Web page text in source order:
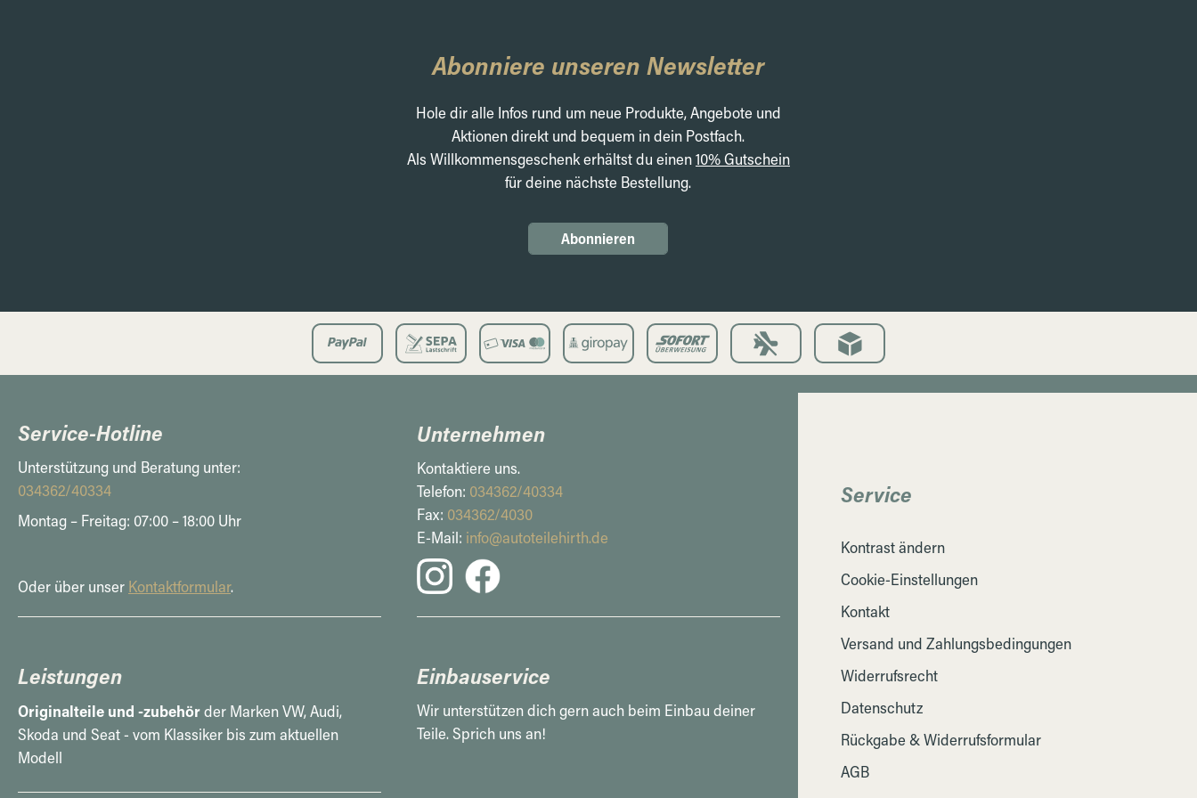
Abonniere unseren Newsletter
Hole dir alle Infos rund um neue Produkte, Angebote und
Aktionen direkt und bequem in dein Postfach.
Als Willkommensgeschenk erhältst du einen10% Gutschein
für deine nächste Bestellung.
Abonnieren
Service-Hotline
Unterstützung und Beratung unter:
034362/40334
Montag – Freitag: 07:00 – 18:00 Uhr
Oder über unser Kontaktformular.
Unternehmen
Kontaktiere uns.
Telefon: 034362/40334
Fax: 034362/4030
E-Mail: info@autoteilehirth.de
Leistungen
Originalteile und -zubehörder Marken VW, Audi,
Skoda und Seat - vom Klassiker bis zum aktuellen
Modell
Einbauservice
Wir unterstützen dich gern auch beim Einbau deiner
Teile. Sprich uns an!
Service
Kontrast ändern
Cookie-Einstellungen
Kontakt
Versand und Zahlungsbedingungen
Widerrufsrecht
Datenschutz
Rückgabe & Widerrufsformular
AGB